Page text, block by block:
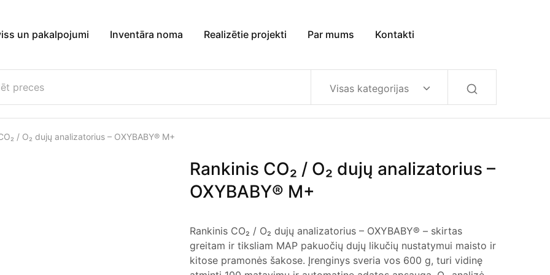
un pakalpojumi Inventāra noma Realizētie projekti Par mums Kontakti
Visas kategorijas
/ O₂ dujų analizatorius – OXYBABY® M+
Rankinis CO₂ / O₂ dujų analizatorius –
OXYBABY® M+
Rankinis CO₂ / O₂ dujų analizatorius – OXYBABY® – skirtas
greitam ir tiksliam MAP pakuočių dujų likučių nustatymui maisto ir
kitose pramonės šakose. Įrenginys sveria vos 600 g, turi vidinę